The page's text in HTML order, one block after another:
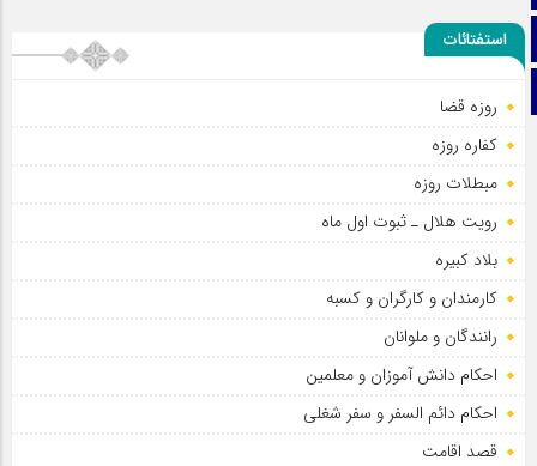
اینستاگرام
استفتائات
روزه قضا
کفاره روزه
مبطلات روزه
رویت هلال ـ ثبوت اول ماه
بلاد کبیره
کارمندان و کارگران و کسبه
رانندگان و ملوانان
احکام دانش آموزان و معلمین
احکام دائم السفر و سفر شغلی
قصد اقامت